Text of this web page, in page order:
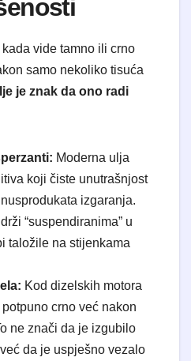
vide tamno ili crno
samo nekoliko tisuća
je znak da ono radi
Moderna ulja
koji čiste unutrašnjost
izgaranja.
“suspendiranima” u
taložile na stijenkama
Kod dizelskih motora
crno već nakon
ne znači da je izgubilo
da je uspješno vezalo